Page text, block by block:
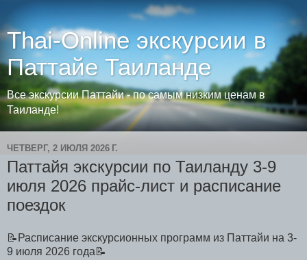
Thai-Online экскурсии в
Паттайе Таиланде
Все экскурсии Паттайи - по самым низким ценам в
Таиланде!
ЧЕТВЕРГ, 2 ИЮЛЯ 2026 Г.
Паттайя экскурсии по Таиланду 3-9
июля 2026 прайс-лист и расписание
поездок
📝Расписание экскурсионных программ из Паттайи на 3-
9 июля 2026 года📝